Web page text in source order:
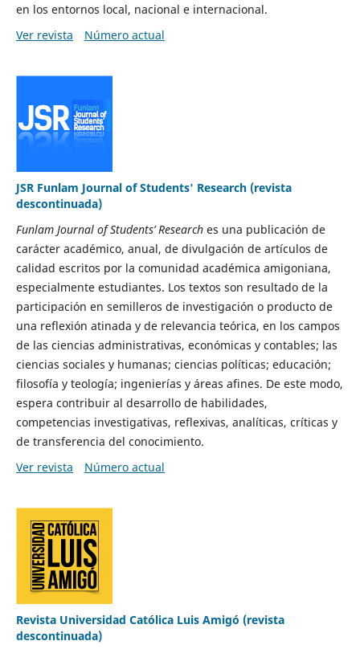
en los entornos local, nacional e internacional.
Ver revista
Número actual
JSR Funlam Journal of Students' Research (revista
descontinuada)
Funlam Journal of Students’ Research es una publicación de
carácter académico, anual, de divulgación de artículos de
calidad escritos por la comunidad académica amigoniana,
especialmente estudiantes. Los textos son resultado de la
participación en semilleros de investigación o producto de
una reflexión atinada y de relevancia teórica, en los campos
de las ciencias administrativas, económicas y contables; las
ciencias sociales y humanas; ciencias políticas; educación;
filosofía y teología; ingenierías y áreas afines. De este modo,
espera contribuir al desarrollo de habilidades,
competencias investigativas, reflexivas, analíticas, críticas y
de transferencia del conocimiento.
Ver revista
Número actual
Revista Universidad Católica Luis Amigó (revista
descontinuada)